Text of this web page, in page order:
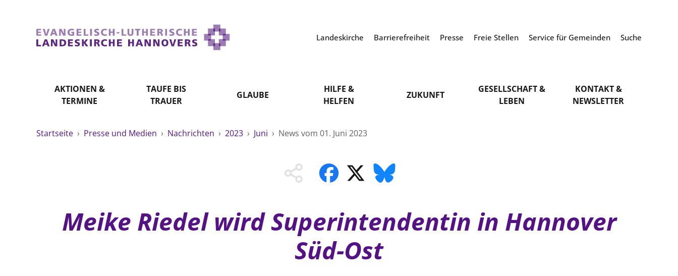
Landeskirche Barrierefreiheit Presse Freie Stellen Service für Gemeinden Suche
AKTIONEN &
TERMINE
TAUFE BIS
TRAUER
GLAUBE
HILFE &
HELFEN
ZUKUNFT
GESELLSCHAFT &
LEBEN
KONTAKT &
NEWSLETTER
Startseite › Presse und Medien › Nachrichten › 2023 › Juni › News vom 01. Juni 2023
Meike Riedel wird Superintendentin in Hannover
Süd-Ost